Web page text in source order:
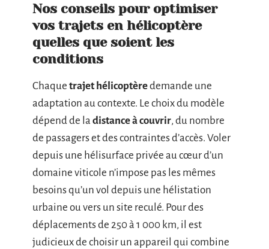
Nos conseils pour optimiser
vos trajets en hélicoptère
quelles que soient les
conditions
Chaque trajet hélicoptèredemande une
adaptation au contexte. Le choix du modèle
dépend de la distance à couvrir, du nombre
de passagers et des contraintes d’accès. Voler
depuis une hélisurface privée au cœur d’un
domaine viticole n’impose pas les mêmes
besoins qu’un vol depuis une hélistation
urbaine ou vers un site reculé. Pour des
déplacements de 250 à 1 000 km, il est
judicieux de choisir un appareil qui combine